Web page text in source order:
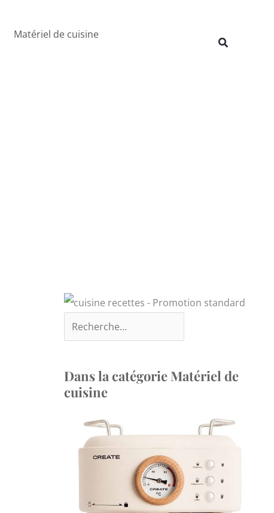
Matériel de cuisine
Rechercher
Dans la catégorie Matériel de
cuisine